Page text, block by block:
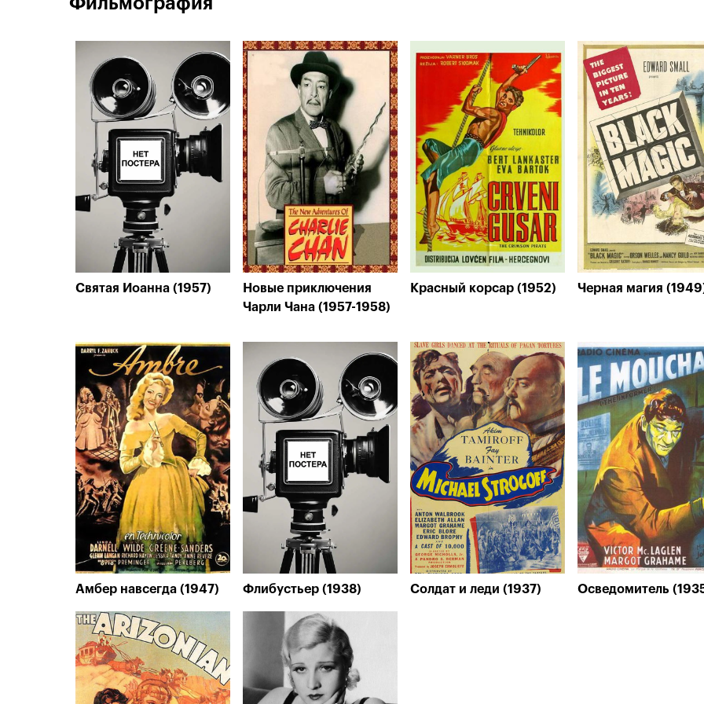
Святая Иоанна (1957)
Новые приключения
Чарли Чана (1957-1958)
Красный корсар (1952) Черная магия
Амбер навсегда (1947) Флибустьер (1938) Солдат и леди (1937) Осведомитель